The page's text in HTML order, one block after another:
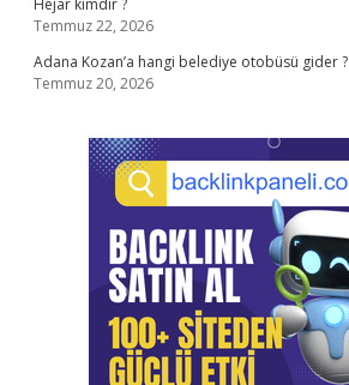
Hejar kimdir ?
Temmuz 22, 2026
Adana Kozan’a hangi belediye otobüsü gider ?
Temmuz 20, 2026